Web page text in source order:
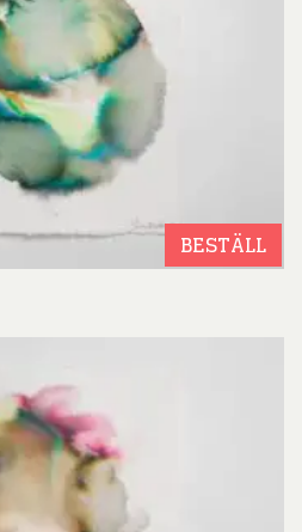
BESTÄLL